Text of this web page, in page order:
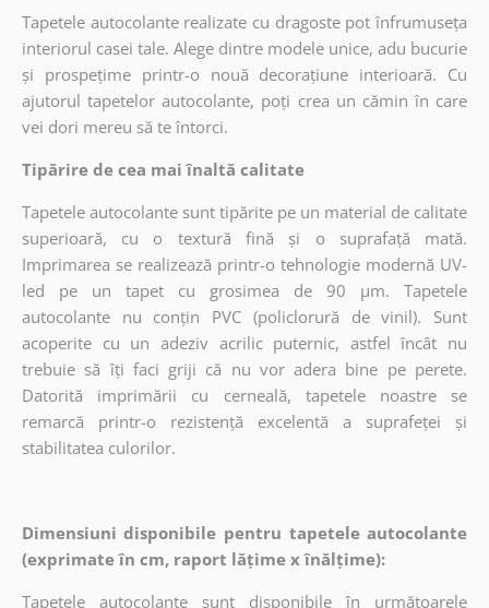
Tapetele autocolante realizate cu dragoste pot înfrumuseța
interiorul casei tale. Alege dintre modele unice, adu bucurie
și prospețime printr-o nouă decorațiune interioară. Cu
ajutorul tapetelor autocolante, poți crea un cămin în care
vei dori mereu să te întorci.
Tipărire de cea mai înaltă calitate
Tapetele autocolante sunt tipărite pe un material de calitate
superioară, cu o textură fină și o suprafață mată.
Imprimarea se realizează printr-o tehnologie modernă UV-
led pe un tapet cu grosimea de 90 µm. Tapetele
autocolante nu conțin PVC (policlorură de vinil). Sunt
acoperite cu un adeziv acrilic puternic, astfel încât nu
trebuie să îți faci griji că nu vor adera bine pe perete.
Datorită imprimării cu cerneală, tapetele noastre se
remarcă printr-o rezistență excelentă a suprafeței și
stabilitatea culorilor.
Dimensiuni disponibile pentru tapetele autocolante
(exprimate în cm, raport lățime x înălțime):
Tapetele autocolante sunt disponibile în următoarele